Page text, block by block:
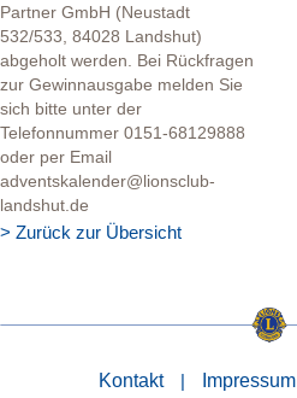
Partner GmbH (Neustadt
532/533, 84028 Landshut)
abgeholt werden. Bei Rückfragen
zur Gewinnausgabe melden Sie
sich bitte unter der
Telefonnummer 0151-68129888
oder per Email
adventskalender@lionsclub-
landshut.de
> Zurück zur Übersicht
Kontakt | Impressum